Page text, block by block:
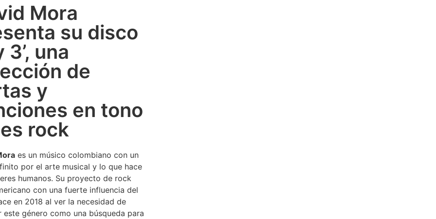
Mora
su disco
3’, una
de
y
en tono
rock
es un músico colombiano con un
por el arte musical y lo que hace
humanos. Su proyecto de rock
con una fuerte influencia del
en 2018 al ver la necesidad de
este género como una búsqueda para